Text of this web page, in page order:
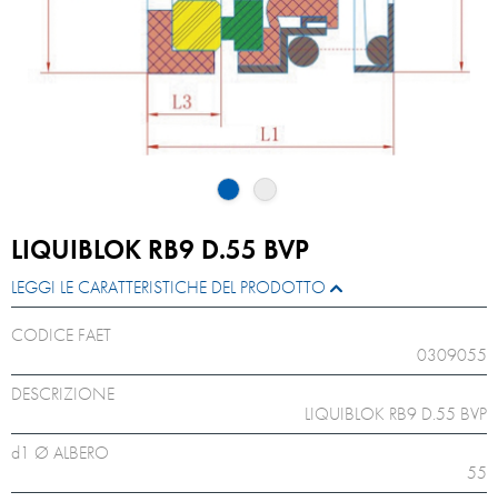
LIQUIBLOK RB9 D.55 BVP
LEGGI LE CARATTERISTICHE DEL PRODOTTO
CODICE FAET
0309055
DESCRIZIONE
LIQUIBLOK RB9 D.55 BVP
d1 Ø ALBERO
55